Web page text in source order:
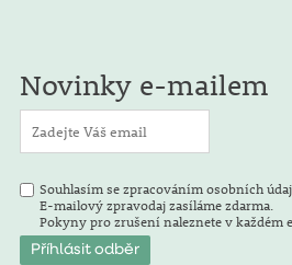
Novinky e-mailem
Souhlasím se zpracováním osobních
E-mailový zpravodaj zasíláme zdarma.
Pokyny pro zrušení naleznete v každém